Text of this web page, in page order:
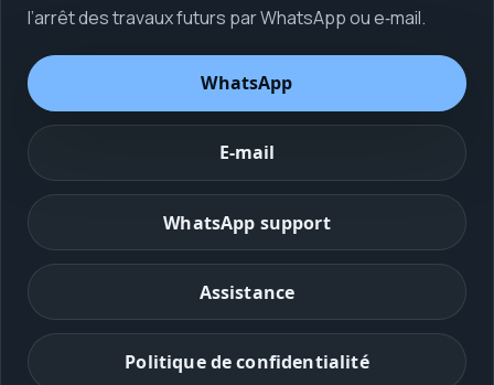
l’arrêt des travaux futurs par WhatsApp ou e‑mail.
WhatsApp
E‑mail
WhatsApp support
Assistance
Politique de confidentialité